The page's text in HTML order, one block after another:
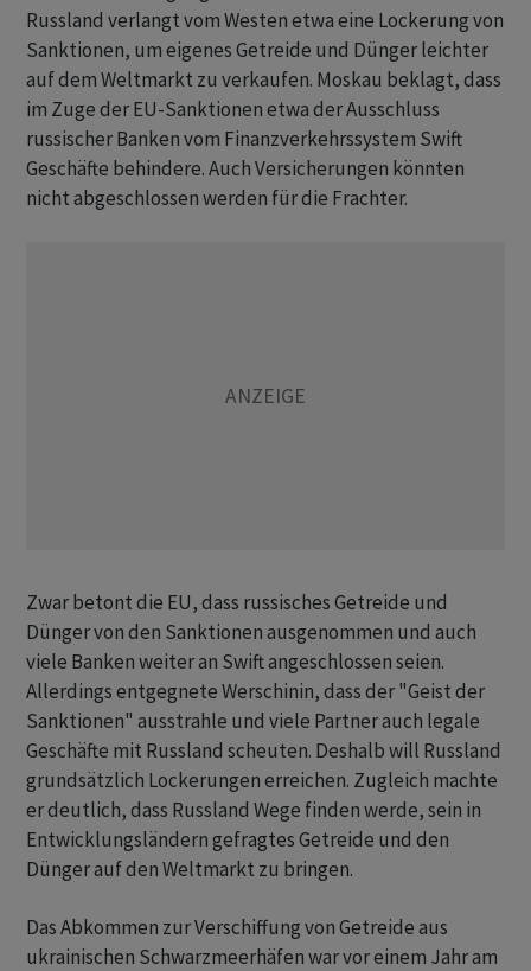
Russland verlangt vom Westen etwa eine Lockerung von
Sanktionen, um eigenes Getreide und Dünger leichter
auf dem Weltmarkt zu verkaufen. Moskau beklagt, dass
im Zuge der EU-Sanktionen etwa der Ausschluss
russischer Banken vom Finanzverkehrssystem Swift
Geschäfte behindere. Auch Versicherungen könnten
nicht abgeschlossen werden für die Frachter.
Zwar betont die EU, dass russisches Getreide und
Dünger von den Sanktionen ausgenommen und auch
viele Banken weiter an Swift angeschlossen seien.
Allerdings entgegnete Werschinin, dass der "Geist der
Sanktionen" ausstrahle und viele Partner auch legale
Geschäfte mit Russland scheuten. Deshalb will Russland
grundsätzlich Lockerungen erreichen. Zugleich machte
er deutlich, dass Russland Wege finden werde, sein in
Entwicklungsländern gefragtes Getreide und den
Dünger auf den Weltmarkt zu bringen.
Das Abkommen zur Verschiffung von Getreide aus
ukrainischen Schwarzmeerhäfen war vor einem Jahr am